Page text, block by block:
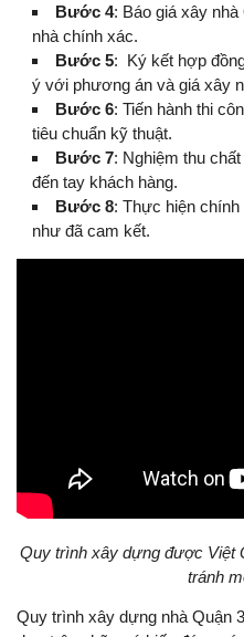
Bước 4: Báo giá xây
nhà chính xác.
Bước 5: Ký kết hợp
ý với phương án và giá xây
Bước 6: Tiến hành thi
tiêu chuẩn kỹ thuật.
Bước 7: Nghiệm thu
đến tay khách hàng.
Bước 8: Thực hiện
như đã cam kết.
Quy trình xây dựng được Việt
tránh
Quy trình xây dựng nhà Quận